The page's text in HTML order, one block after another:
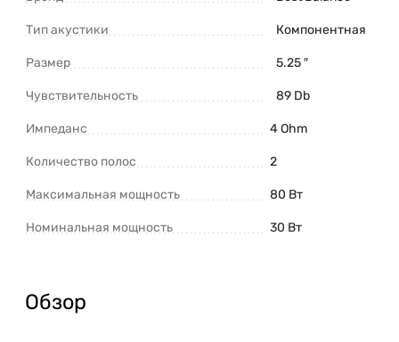
Тип акустики Компонентная
Размер 5.25 ″
Чувствительность 89 Db
Импеданс 4 Ohm
Количество полос 2
Максимальная мощность 80 Вт
Номинальная мощность 30 Вт
Обзор